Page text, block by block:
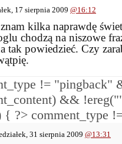
17 sierpnia 2009 @16:12
kilka naprawdę
chodzą na niszowe
tak powiedzieć. Czy
!= "pingback"
&& !ereg("
{ ?>
31 sierpnia 2009 @13:31
comment_type